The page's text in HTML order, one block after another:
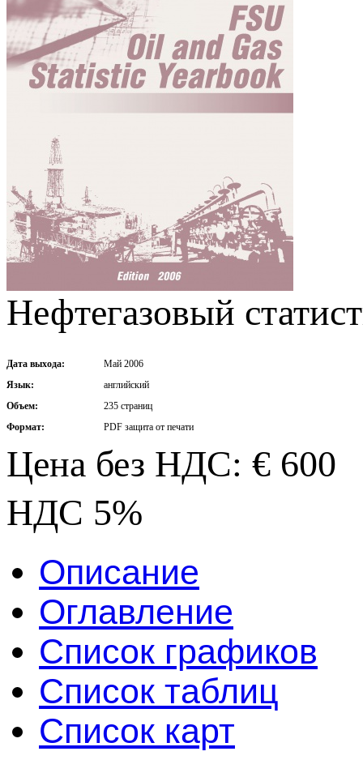
Нефтегазовый
Дата выхода:
Май 2006
Язык:
английский
Объем:
235 страниц
Формат:
PDF защита от печати
Цена без НДС: € 600
НДС 5%
Описание
Оглавление
Список графиков
Список таблиц
Список карт